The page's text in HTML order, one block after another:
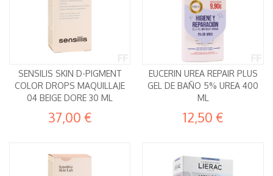
SENSILIS SKIN D-PIGMENT
COLOR DROPS MAQUILLAJE
04 BEIGE DORE 30 ML
37,00 €
EUCERIN UREA REPAIR PLUS
GEL DE BAÑO 5% UREA 400
ML
12,50 €